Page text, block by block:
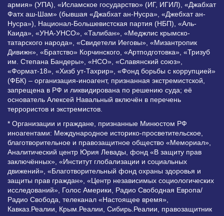
армия» (УПА), «Исламское государство» (ИГ, ИГИЛ), «Джабхат
Фатх аш-Шам» (бывшая «Джабхат ан-Нусра», «Джебхат ан-
Нусра»), Национал-Большевистская партия (НБП), «Аль-
Каида», «УНА-УНСО», «Талибан», «Меджлис крымско-
татарского народа», «Свидетели Иеговы», «Мизантропик
Дивижн», «Братство» Корчинского, «Артподготовка», «Тризуб
им. Степана Бандеры», «НСО», «Славянский союз»,
«Формат-18», «Хизб ут-Тахрир», «Фонд борьбы с коррупцией»
(ФБК) – организация-иноагент, признанная экстремистской,
запрещена в РФ и ликвидирована по решению суда; её
основатель Алексей Навальный включён в перечень
террористов и экстремистов.
* Организации и граждане, признанные Минюстом РФ
иноагентами: Международное историко-просветительское,
благотворительное и правозащитное общество «Мемориал»,
Аналитический центр Юрия Левады, фонд «В защиту прав
заключённых», «Институт глобализации и социальных
движений», «Благотворительный фонд охраны здоровья и
защиты прав граждан», «Центр независимых социологических
исследований», Голос Америки, Радио Свободная Европа/
Радио Свобода, телеканал «Настоящее время»,
Кавказ.Реалии, Крым.Реалии, Сибирь.Реалии, правозащитник